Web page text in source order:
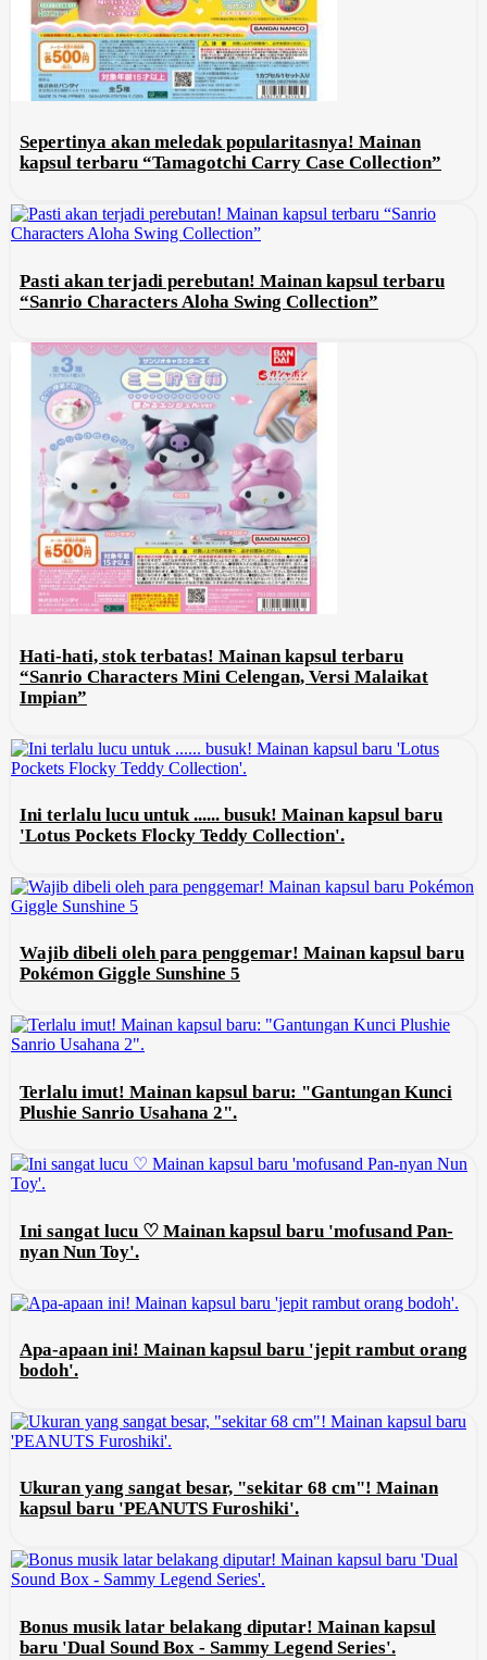
Sepertinya akan meledak popularitasnya! Mainan
kapsul terbaru “Tamagotchi Carry Case Collection”
Pasti akan terjadi perebutan! Mainan kapsul terbaru
“Sanrio Characters Aloha Swing Collection”
Hati-hati, stok terbatas! Mainan kapsul terbaru
“Sanrio Characters Mini Celengan, Versi Malaikat
Impian”
Ini terlalu lucu untuk ...... busuk! Mainan kapsul baru
'Lotus Pockets Flocky Teddy Collection'.
Wajib dibeli oleh para penggemar! Mainan kapsul baru
Pokémon Giggle Sunshine 5
Terlalu imut! Mainan kapsul baru: "Gantungan Kunci
Plushie Sanrio Usahana 2".
Ini sangat lucu ♡ Mainan kapsul baru 'mofusand Pan-
nyan Nun Toy'.
Apa-apaan ini! Mainan kapsul baru 'jepit rambut orang
bodoh'.
Ukuran yang sangat besar, "sekitar 68 cm"! Mainan
kapsul baru 'PEANUTS Furoshiki'.
Bonus musik latar belakang diputar! Mainan kapsul
baru 'Dual Sound Box - Sammy Legend Series'.